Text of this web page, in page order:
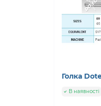
Голка
В наявності